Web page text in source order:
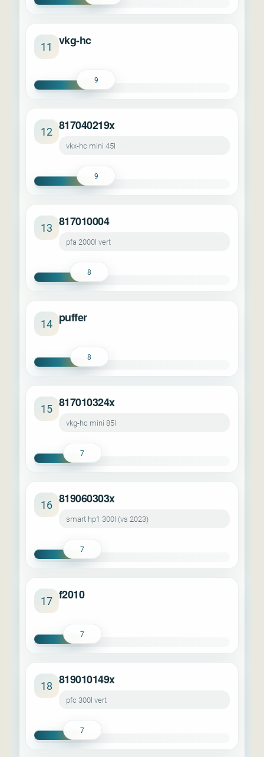
11 vkg-hc
9
12 817040219x
vkx-hc mini 45l
9
13 817010004
pfa 2000l vert
8
14 puffer
8
15 817010324x
vkg-hc mini 85l
7
16 819060303x
smart hp1 300l (vs 2023)
7
17 f2010
7
18 819010149x
pfc 300l vert
7